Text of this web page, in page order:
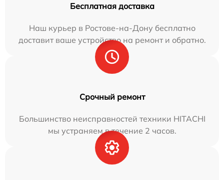
Бесплатная доставка
Наш курьер в Ростове-на-Дону бесплатно
доставит ваше устройство на ремонт и обратно.
Срочный ремонт
Большинство неисправностей техники HITACHI
мы устраняем в течение 2 часов.